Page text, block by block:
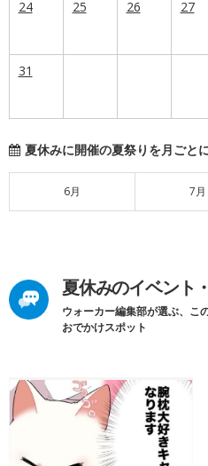
24 25 26 27
31
夏休みに開催の夏祭りを月ごと
6月 7月
夏休みのイベント
ウォーカー編集部が選ぶ、こ
おでかけスポット